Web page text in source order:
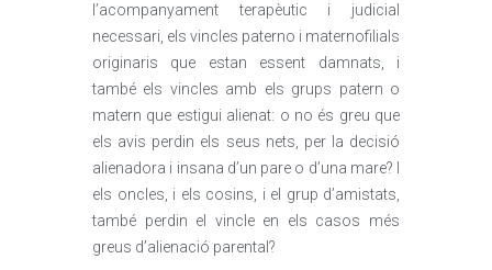
l’acompanyament terapèutic i judicial
necessari, els vincles paterno i maternofilials
originaris que estan essent damnats, i
també els vincles amb els grups patern o
matern que estigui alienat: o no és greu que
els avis perdin els seus nets, per la decisió
alienadora i insana d’un pare o d’una mare? I
els oncles, i els cosins, i el grup d’amistats,
també perdin el vincle en els casos més
greus d’alienació parental?